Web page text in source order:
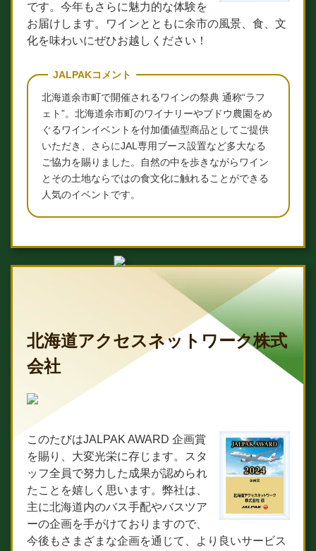
です。今年もさらに魅力的な体験を
お届けします。ワインとともに余市の風景、食、文
化を味わいにぜひお越しください！
JALPAKコメント
北海道余市町で開催されるワインの祭典 通称“ラフ
ェト”。北海道余市町のワイナリーやブドウ農園をめ
ぐるワインイベントを付加価値型商品としてご提供
いただき、さらにJAL専用ブース設置など多大なる
ご協力を賜りました。自然の中を歩きながらワイン
とその土地ならではの食文化に触れることができる
人気のイベントです。
北海道アクセスネットワーク株式
会社
このたびはJALPAK AWARD 企画賞
を賜り、大変光栄に存じます。スタ
ッフ全員で努力した成果が認められ
たことを嬉しく思います。弊社は、
主に北海道内のバス手配やバスツア
ーの企画を手がけておりますので、
今後もさまざまな企画を通じて、より良いサービス